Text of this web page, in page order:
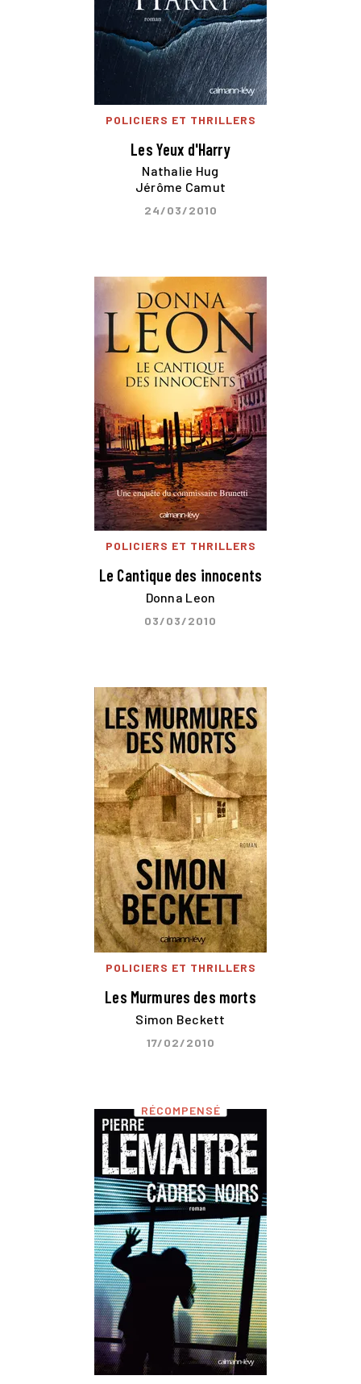
POLICIERS ET THRILLERS
Les Yeux d'Harry
Nathalie Hug
Jérôme Camut
24/03/2010
POLICIERS ET THRILLERS
Le Cantique des innocents
Donna Leon
03/03/2010
POLICIERS ET THRILLERS
Les Murmures des morts
Simon Beckett
17/02/2010
RÉCOMPENSÉ